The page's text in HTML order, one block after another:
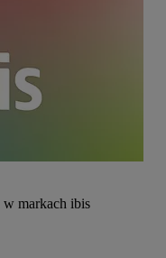
w markach ibis